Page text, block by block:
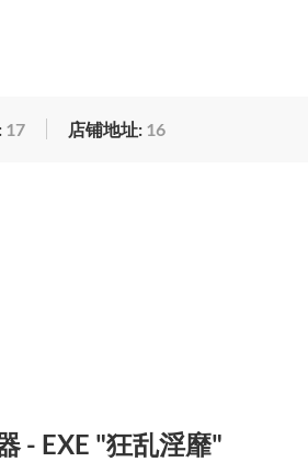
17 店铺地址: 16
- EXE "狂乱淫靡"